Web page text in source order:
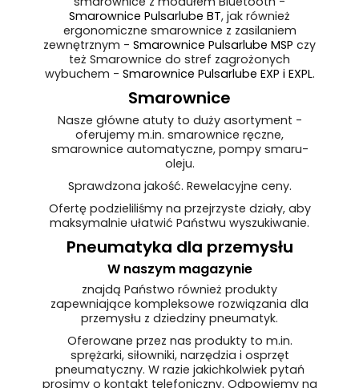
Smarownice Pulsarlube BT, jak również
ergonomiczne smarownice z zasilaniem
zewnętrznym - Smarownice Pulsarlube MSP czy
też Smarownice do stref zagrożonych
wybuchem - Smarownice Pulsarlube EXP i EXPL.
Smarownice
Nasze główne atuty to duży asortyment -
oferujemy m.in. smarownice ręczne,
smarownice automatyczne, pompy smaru-
oleju.
Sprawdzona jakość. Rewelacyjne ceny.
Ofertę podzieliliśmy na przejrzyste działy, aby
maksymalnie ułatwić Państwu wyszukiwanie.
Pneumatyka dla przemysłu
W naszym magazynie
znajdą Państwo również produkty
zapewniające kompleksowe rozwiązania dla
przemysłu z dziedziny pneumatyk.
Oferowane przez nas produkty to m.in.
sprężarki, siłowniki, narzędzia i osprzęt
pneumatyczny. W razie jakichkolwiek pytań
prosimy o kontakt telefoniczny. Odpowiemy na